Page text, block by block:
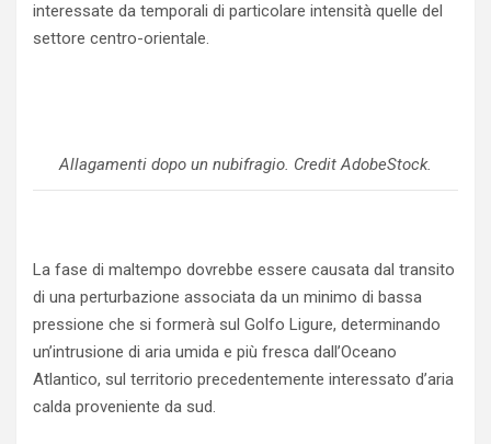
interessate da temporali di particolare intensità quelle del
settore centro-orientale.
Allagamenti dopo un nubifragio. Credit AdobeStock.
La fase di maltempo dovrebbe essere causata dal transito
di una perturbazione associata da un minimo di bassa
pressione che si formerà sul Golfo Ligure, determinando
un’intrusione di aria umida e più fresca dall’Oceano
Atlantico, sul territorio precedentemente interessato d’aria
calda proveniente da sud.